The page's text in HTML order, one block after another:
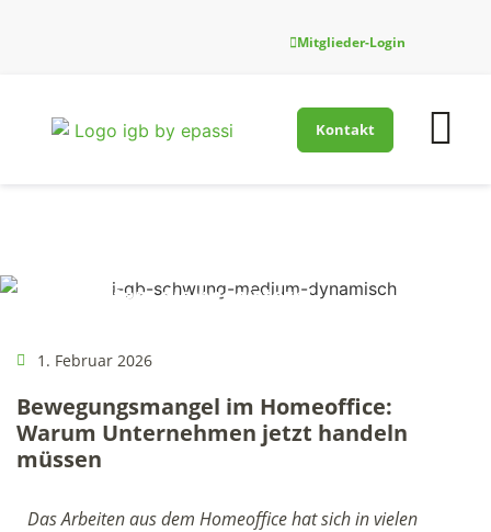
Mitglieder-Login
Kontakt
Neuigkeiten, die begeistern!
1. Februar 2026
Bewegungsmangel im Homeoffice:
Warum Unternehmen jetzt handeln
müssen
Das Arbeiten aus dem Homeoffice hat sich in vielen